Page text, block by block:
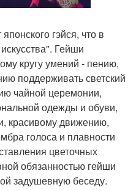
гэйся, что в
Гейши
кругу умений - пению,
поддерживать светский
чайной церемонии,
одежды и обуви,
красивому движению,
голоса и плавности
цветочных
обязанностью гейши
задушевную беседу.